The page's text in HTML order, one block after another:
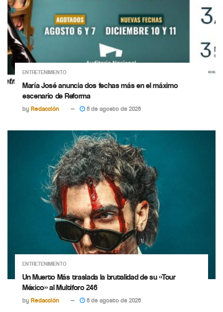
ENTRETENIMIENTO
María José anuncia dos fechas más en el máximo
escenario de Reforma
by Redacción 6 de agosto de 2026
ENTRETENIMIENTO
Un Muerto Más traslada la brutalidad de su «Tour
México» al Multiforo 246
by Redacción 6 de agosto de 2026